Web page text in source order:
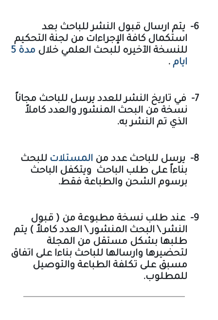
6-
يتم ارسال قبول النشر للباحث بعد
استكمال كافة الإجراءات من لجنة التحكيم
للنسخة الآخيره للبحث العلمي خلال
مدة 5
ايام .
7-
في تاريخ النشر للعدد يرسل للباحث مجاناً
نسخة من البحث المنشور والعدد كاملاً
الذي تم النشر به.
8- يرسل للباحث عدد من المستلات للبحث
بناءاً على طلب الباحث ويتكفل الباحث
برسوم الشحن والطباعة فقط.
9-
عند طلب نسخة مطبوعة من ( قبول
النشر \ البحث المنشور \ العدد كاملاً ) يتم
طلبها بشكل مستقل من المجلة
لتحضيرها وارسالها للباحث بناءا على اتفاق
مسبق على تكلفة الطباعة والتوصيل
للمطلوب.